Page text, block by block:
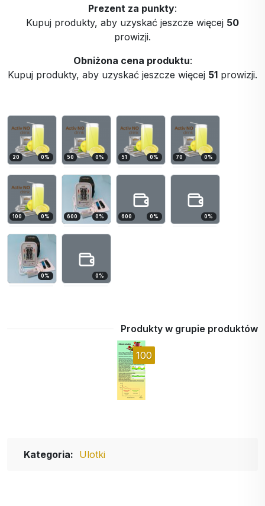
Prezent za punkty:
Kupuj produkty, aby uzyskać jeszcze więcej 50
prowizji.
Obniżona cena produktu:
Kupuj produkty, aby uzyskać jeszcze więcej 51 prowizji.
20 0% 50 0% 51 0% 70 0%
100 0% 600 0% 600 0% 0%
0% 0%
Produkty w grupie produktów
100
Kategoria: Ulotki